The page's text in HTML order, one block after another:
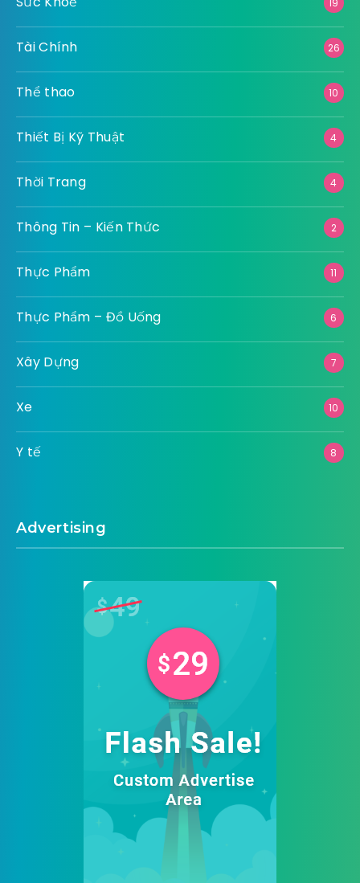
19
Tài Chính 26
Thể thao 10
Thiết Bị Kỹ Thuật 4
Thời Trang 4
Thông Tin – Kiến Thức 2
Thực Phẩm 11
Thực Phẩm – Đồ Uống 6
Xây Dựng 7
Xe 10
Y tế 8
Advertising